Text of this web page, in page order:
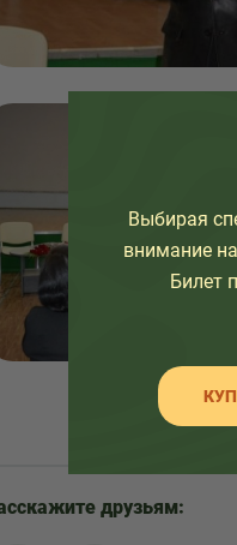
друзьям:
Выбирая
внимание
Билет